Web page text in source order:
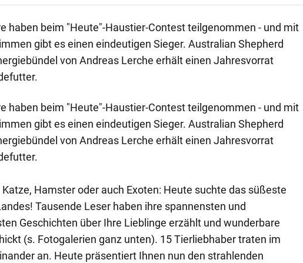
haben beim "Heute"-Haustier-Contest teilgenommen - und mit
gibt es einen eindeutigen Sieger. Australian Shepherd
von Andreas Lerche erhält einen Jahresvorrat
haben beim "Heute"-Haustier-Contest teilgenommen - und mit
gibt es einen eindeutigen Sieger. Australian Shepherd
von Andreas Lerche erhält einen Jahresvorrat
Katze, Hamster oder auch Exoten: Heute suchte das süßeste
Tausende Leser haben ihre spannensten und
Geschichten über Ihre Lieblinge erzählt und wunderbare
(s. Fotogalerien ganz unten). 15 Tierliebhaber traten im
an. Heute präsentiert Ihnen nun den strahlenden